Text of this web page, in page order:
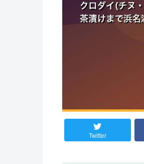
Twitter